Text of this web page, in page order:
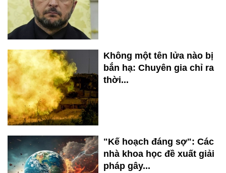
Không một tên lửa nào bị
bắn hạ: Chuyên gia chỉ ra
thời...
"Kế hoạch đáng sợ": Các
nhà khoa học đề xuất giải
pháp gây...